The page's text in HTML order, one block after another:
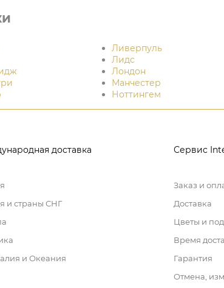
Ливерпуль
Лидс
Лондон
Манчестер
Ноттингем
доставка
и страны СНГ
и Океания
Сервис
Заказ и
Доставка
Цветы и
Время
Гарантия
Отмена,